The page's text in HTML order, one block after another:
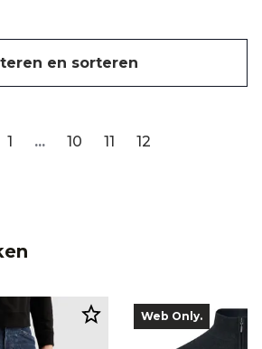
en sorteren
1 ... 10 11 12
Web Only.